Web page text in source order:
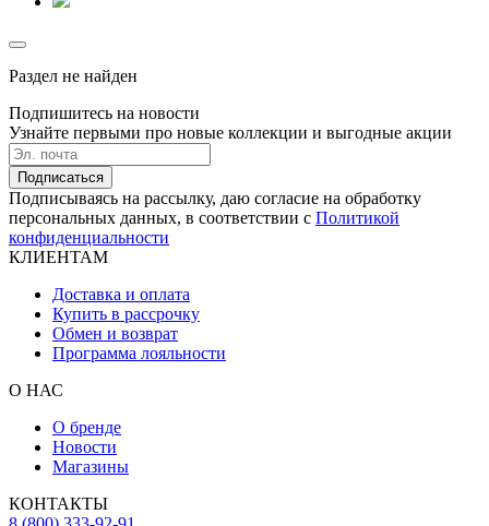
Раздел не найден
Подпишитесь на новости
Узнайте первыми про новые коллекции и выгодные акции
Подписаться
Подписываясь на рассылку, даю согласие на обработку
персональных данных, в соответствии с Политикой
конфиденциальности
КЛИЕНТАМ
Доставка и оплата
Купить в рассрочку
Обмен и возврат
Программа лояльности
О НАС
О бренде
Новости
Магазины
КОНТАКТЫ